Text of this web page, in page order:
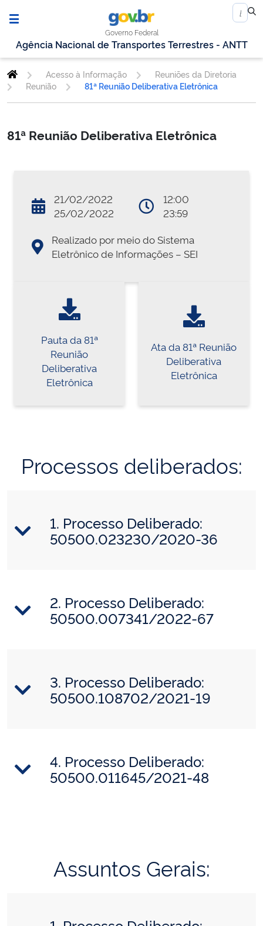
Governo Federal
Agência Nacional de Transportes Terrestres - ANTT
Acesso à Informação
Reuniões da Diretoria
Reunião
81ª Reunião Deliberativa Eletrônica
81ª Reunião Deliberativa Eletrônica
21/02/2022
25/02/2022
12:00
23:59
Realizado por meio do Sistema
Eletrônico de Informações – SEI
Pauta da 81ª
Reunião
Deliberativa
Eletrônica
Ata da 81ª Reunião
Deliberativa
Eletrônica
Processos deliberados:
1. Processo Deliberado:
50500.023230/2020-36
2. Processo Deliberado:
50500.007341/2022-67
3. Processo Deliberado:
50500.108702/2021-19
4. Processo Deliberado:
50500.011645/2021-48
Assuntos Gerais: